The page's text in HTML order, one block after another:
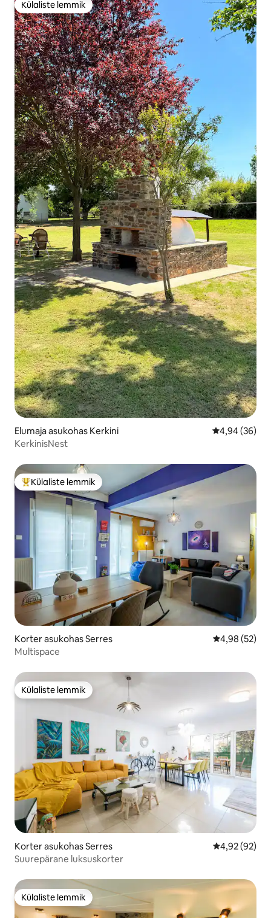
Külaliste lemmik
Külaliste lemmik
Elumaja asukohas Kerkini Keskmine
4,94 (36)
KerkinisNest
Külaliste suur lemmik
Külaliste lemmik
Korter asukohas Serres Keskmine
4,98 (52)
Multispace
Külaliste lemmik
Külaliste lemmik
Korter asukohas Serres Keskmine
4,92 (92)
Suurepärane luksuskorter
Külaliste lemmik
Külaliste lemmik